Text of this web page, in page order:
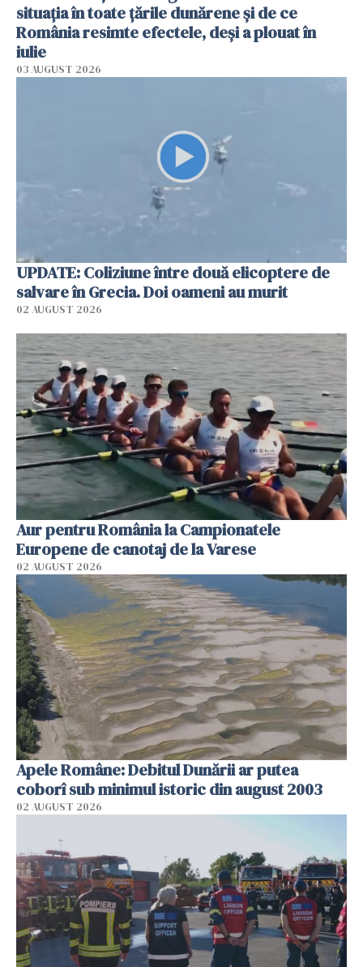
situația în toate țările dunărene și de ce
România resimte efectele, deși a plouat în
iulie
03 AUGUST 2026
UPDATE: Coliziune între două elicoptere de
salvare în Grecia. Doi oameni au murit
02 AUGUST 2026
Aur pentru România la Campionatele
Europene de canotaj de la Varese
02 AUGUST 2026
Apele Române: Debitul Dunării ar putea
coborî sub minimul istoric din august 2003
02 AUGUST 2026